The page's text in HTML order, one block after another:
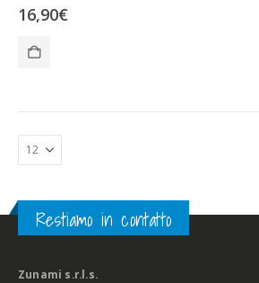
16,90€
Restiamo in contatto
Zunami s.r.l.s.